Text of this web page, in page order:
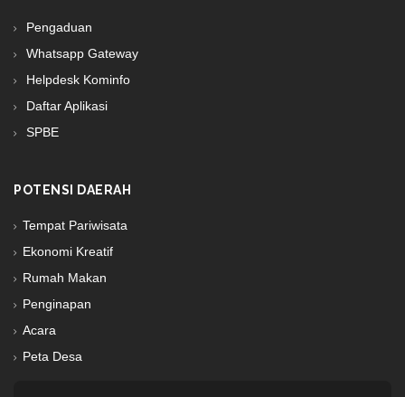
Pengaduan
Whatsapp Gateway
Helpdesk Kominfo
Daftar Aplikasi
SPBE
POTENSI DAERAH
Tempat Pariwisata
Ekonomi Kreatif
Rumah Makan
Penginapan
Acara
Peta Desa